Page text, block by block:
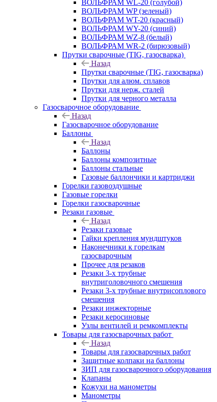
ВОЛЬФРАМ WL-20 (голубой)
ВОЛЬФРАМ WP (зеленый)
ВОЛЬФРАМ WT-20 (красный)
ВОЛЬФРАМ WY-20 (синий)
ВОЛЬФРАМ WZ-8 (белый)
ВОЛЬФРАМ WR-2 (бирюзовый)
Прутки сварочные (TIG, газосварка)
Назад
Прутки сварочные (TIG, газосварка)
Прутки для алюм. сплавов
Прутки для нерж. сталей
Прутки для черного металла
Газосварочное оборудование
Назад
Газосварочное оборудование
Баллоны
Назад
Баллоны
Баллоны композитные
Баллоны стальные
Газовые баллончики и картриджи
Горелки газовоздушные
Газовые горелки
Горелки газосварочные
Резаки газовые
Назад
Резаки газовые
Гайки крепления мундштуков
Наконечники к горелкам
газосварочным
Прочее для резаков
Резаки 3-х трубные
внутриголовочного смешения
Резаки 3-х трубные внутрисоплового
смешения
Резаки инжекторные
Резаки керосиновые
Узлы вентилей и ремкомплекты
Товары для газосварочных работ
Назад
Товары для газосварочных работ
Защитные колпаки на баллоны
ЗИП для газосварочного оборудования
Клапаны
Кожухи на манометры
Манометры